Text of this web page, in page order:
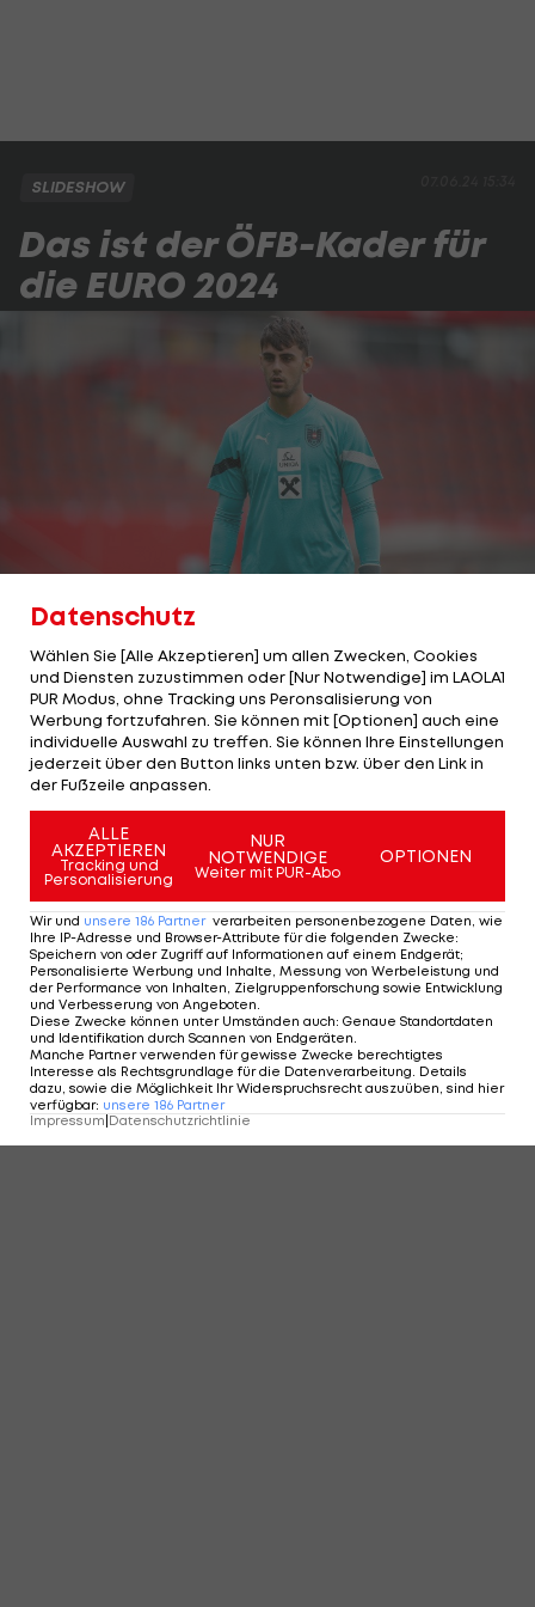
SLIDESHOW
Das ist der ÖFB-Kader für
die EURO 2024
Niklas Hedl
Alter:23
Klub:SK Rapid (AUT)
Position:Tor
Länderspiele:1
2 VON 27
KOMMENTARE
Datenschutz
Wählen Sie [Alle Akzeptieren] um allen Zwecken, Cookies
und Diensten zuzustimmen oder [Nur Notwendige] im LAOLA1
PUR Modus, ohne Tracking uns Peronsalisierung von
Werbung fortzufahren. Sie können mit [Optionen] auch eine
individuelle Auswahl zu treffen. Sie können Ihre Einstellungen
jederzeit über den Button links unten bzw. über den Link in
der Fußzeile anpassen.
ALLE
AKZEPTIEREN
Tracking und
Personalisierung
NUR
NOTWENDIGE
Weiter mit PUR-Abo
OPTIONEN
Wir und unsere 186 Partner verarbeiten personenbezogene Daten, wie
Ihre IP-Adresse und Browser-Attribute für die folgenden Zwecke:
Speichern von oder Zugriff auf Informationen auf einem Endgerät;
Personalisierte Werbung und Inhalte, Messung von Werbeleistung und
der Performance von Inhalten, Zielgruppenforschung sowie Entwicklung
und Verbesserung von Angeboten
Diese Zwecke können unter Umständen auch: Genaue Standortdaten
und Identifikation durch Scannen von Endgeräten
Manche Partner verwenden für gewisse Zwecke berechtigtes
Interesse als Rechtsgrundlage für die Datenverarbeitung. Details
dazu, sowie die Möglichkeit Ihr Widerspruchsrecht auszuüben, sind hier
verfügbar: unsere 186 Partner
Impressum|Datenschutzrichtlinie